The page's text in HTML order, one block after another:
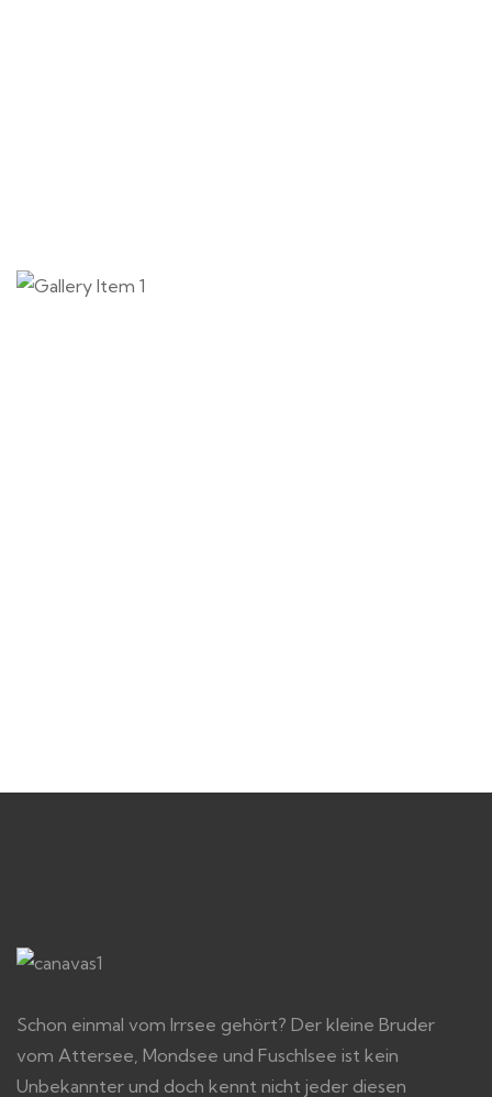
Schon einmal vom Irrsee gehört? Der kleine Bruder
vom Attersee, Mondsee und Fuschlsee ist kein
Unbekannter und doch kennt nicht jeder diesen